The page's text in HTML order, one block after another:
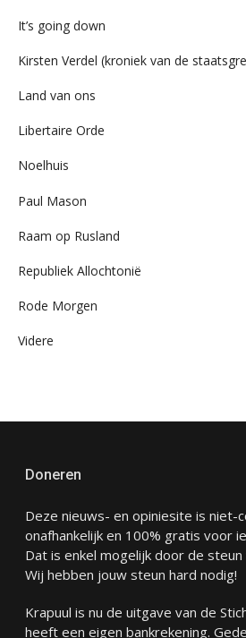
It’s going down
Kirsten Verdel (kroniek van de
Land van ons
Libertaire Orde
Noelhuis
Paul Mason
Raam op Rusland
Republiek Allochtonië
Rode Morgen
Videre
Doneren
Deze nieuws- en opiniesite is niet-
onafhankelijk en 100% gratis voor
Dat is enkel mogelijk door de
Wij hebben jouw steun hard nodig!
Krapuul is nu de uitgave van de
heeft een eigen bankrekening.